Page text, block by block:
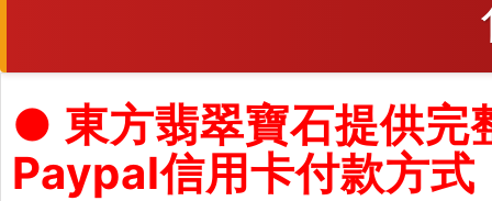
● 東方翡翠寶石提供完
Paypal信用卡付款方式